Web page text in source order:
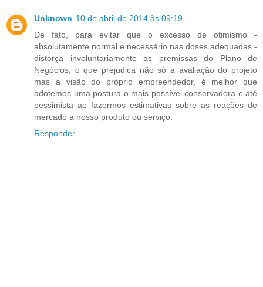
Unknown 10 de abril de 2014 às 09:19
De fato, para evitar que o excesso de otimismo -
absolutamente normal e necessário nas doses adequadas -
distorça involuntariamente as premissas do Plano de
Negócios, o que prejudica não só a avaliação do projeto
mas a visão do próprio empreendedor, é melhor que
adotemos uma postura o mais possível conservadora e até
pessimista ao fazermos estimativas sobre as reações de
mercado a nosso produto ou serviço.
Responder